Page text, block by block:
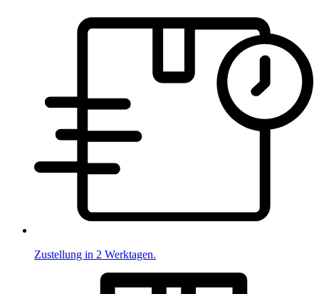
Zustellung in 2 Werktagen.